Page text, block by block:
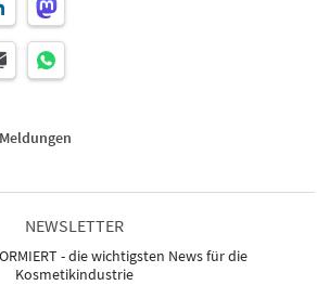
NEWSLETTER
- die wichtigsten News für die
Kosmetikindustrie